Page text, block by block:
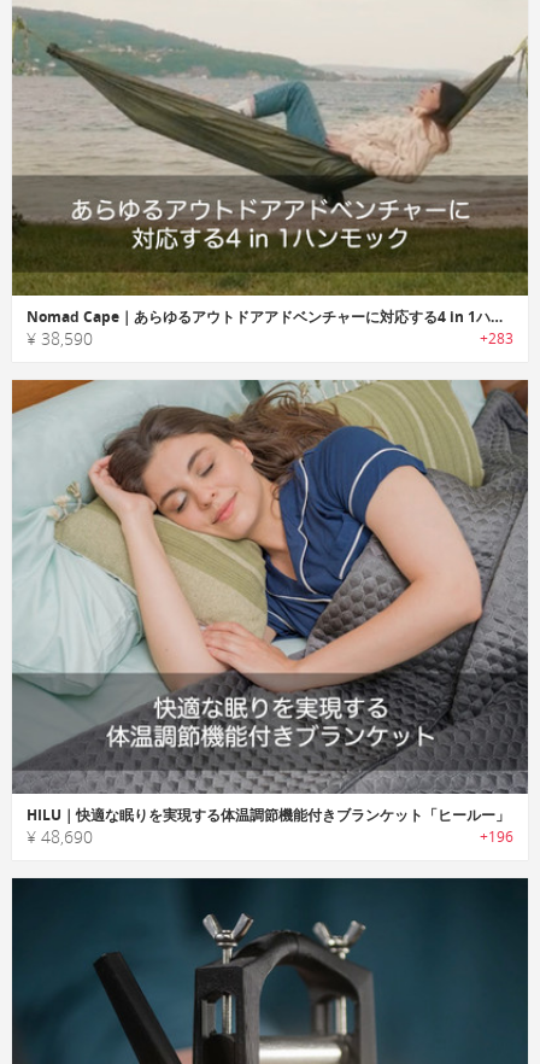
Nomad Cape｜あらゆるアウトドアアドベンチャーに対応する4 in 1ハンモック「ノマドケープ」
¥ 38,590 +283
HILU｜快適な眠りを実現する体温調節機能付きブランケット「ヒールー」
¥ 48,690 +196